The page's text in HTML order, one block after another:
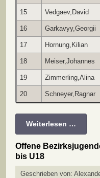
15 Vedgaev,David
16 Garkavyy,Georgii
17 Hornung,Kilian
18 Meiser,Johannes
19 Zimmerling,Alina
20 Schneyer,Ragnar
Weiterlesen …
Offene
bis U18
Geschrieben von: